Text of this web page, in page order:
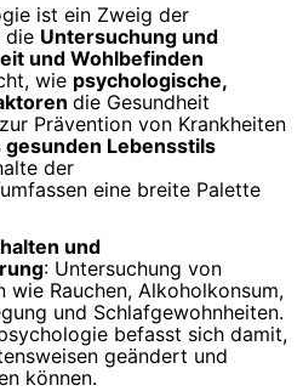
ist ein Zweig der
die Untersuchung und
und Wohlbefinden
wie psychologische,
die Gesundheit
Prävention von Krankheiten
gesunden Lebensstils
der
eine breite Palette
und
: Untersuchung von
wie Rauchen, Alkoholkonsum,
und Schlafgewohnheiten.
befasst sich damit,
geändert und
können.